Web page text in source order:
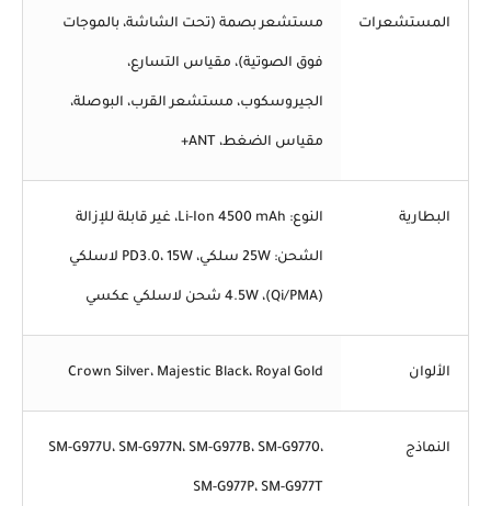
المستشعرات مستشعر بصمة (تحت الشاشة، بالموجات
فوق الصوتية)، مقياس التسارع،
الجيروسكوب، مستشعر القرب، البوصلة،
مقياس الضغط، ANT+
البطارية النوع: Li-Ion 4500 mAh، غير قابلة للإزالة
الشحن: 25W سلكي، PD3.0، 15W لاسلكي
(Qi/PMA)، 4.5W شحن لاسلكي عكسي
الألوان Crown Silver، Majestic Black، Royal Gold
النماذج SM-G977U، SM-G977N، SM-G977B، SM-G9770،
SM-G977P، SM-G977T